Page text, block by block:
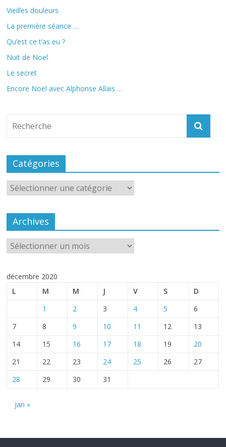
Vieilles douleurs
La première séance …
Qu’est ce t’as eu ?
Nuit de Noel
Le secret
Encore Noel avec Alphonse Allais …
Catégories
Catégories
Archives
Archives
décembre 2020
L
M M J V S
D
1
2 3 4 5
6
7
8 9 10 11 12
13
14
15 16 17 18 19
20
21
22 23 24 25 26
27
28
29 30 31
Jan »